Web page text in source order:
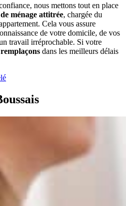
nous mettons tout en place
ménage attitrée, chargée du
Cela vous assure
de votre domicile, de vos
travail irréprochable. Si votre
remplaçons dans les meilleurs délais